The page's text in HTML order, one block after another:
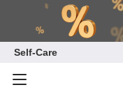
Self-Care